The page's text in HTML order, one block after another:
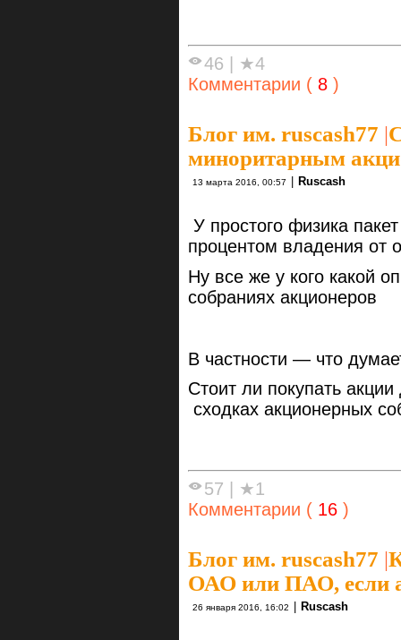
46
★4
Комментарии ( 8 )
Блог им. ruscash77 |
миноритарным
13 марта 2016, 00:57 Ruscash
У простого физика
процентом владения от
Ну все же у кого какой
собраниях акционеров
В частности — что
Стоит ли покупать
сходках акционерных
57
★1
Комментарии ( 16 )
Блог им. ruscash77 |
ОАО или ПАО, если
26 января 2016, 16:02 Ruscash